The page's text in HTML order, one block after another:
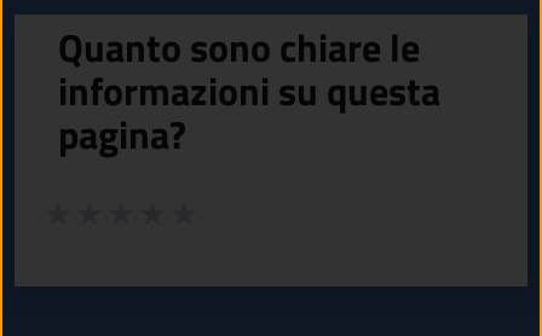
Quanto sono chiare le
informazioni su questa
pagina?